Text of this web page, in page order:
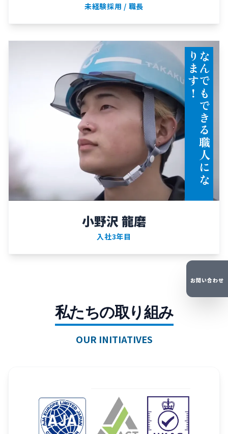
未経験採用 / 職長
な
ん
で
も
で
き
る
職
人
に
な
り
ま
す
！
小野沢 龍磨
入社3年目
私たちの取り組み
OUR INITIATIVES
お問い合わせ